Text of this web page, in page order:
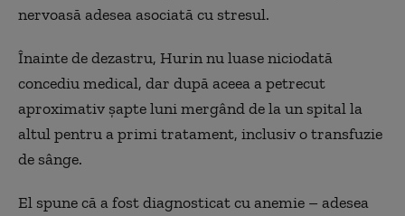
nervoasă adesea asociată cu stresul.
Înainte de dezastru, Hurin nu luase niciodată
concediu medical, dar după aceea a petrecut
aproximativ șapte luni mergând de la un spital la
altul pentru a primi tratament, inclusiv o transfuzie
de sânge.
El spune că a fost diagnosticat cu anemie – adesea